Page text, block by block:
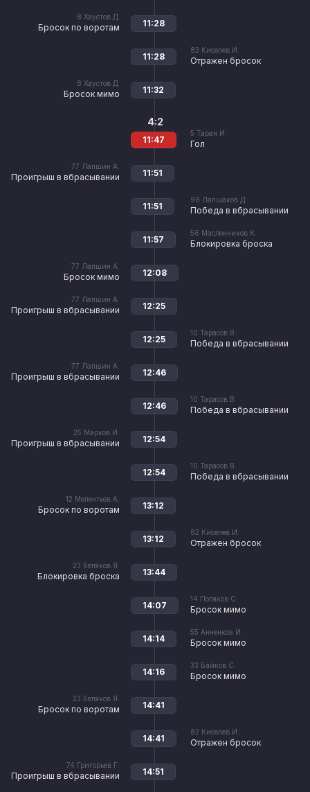
8 Хаустов Д.
Бросок по воротам 11:28
82 Киселев И.
Отражен бросок
11:28
8 Хаустов Д.
Бросок мимо 11:32
5 Таран И.
Гол
4:2
11:47
77 Лапшин А.
Проигрыш в вбрасывании 11:51
98 Лапшаков Д.
Победа в вбрасывании
11:51
56 Масленников К.
Блокировка броска
11:57
77 Лапшин А.
Бросок мимо 12:08
77 Лапшин А.
Проигрыш в вбрасывании 12:25
10 Тарасов В.
Победа в вбрасывании
12:25
77 Лапшин А.
Проигрыш в вбрасывании 12:46
10 Тарасов В.
Победа в вбрасывании
12:46
25 Марков И.
Проигрыш в вбрасывании 12:54
10 Тарасов В.
Победа в вбрасывании
12:54
12 Мелентьев А.
Бросок по воротам 13:12
82 Киселев И.
Отражен бросок
13:12
23 Беляков Я.
Блокировка броска 13:44
14 Поляков С.
Бросок мимо
14:07
55 Анненков И.
Бросок мимо
14:14
33 Байков С.
Бросок мимо
14:16
23 Беляков Я.
Бросок по воротам 14:41
82 Киселев И.
Отражен бросок
14:41
74 Григорьев Г.
Проигрыш в вбрасывании 14:51